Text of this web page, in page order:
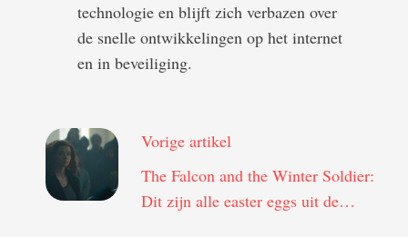
technologie en blijft zich verbazen over
de snelle ontwikkelingen op het internet
en in beveiliging.
Vorige artikel
The Falcon and the Winter Soldier:
Dit zijn alle easter eggs uit de